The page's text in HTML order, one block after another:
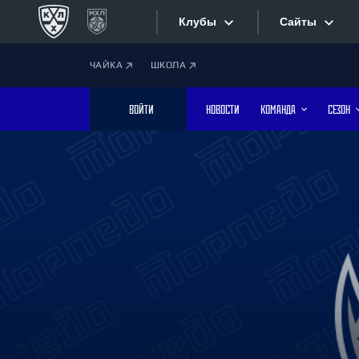
Клубы
Дивизион Боброва
Лада
Сайты
Фотобанк
ЧАЙКА ШКОЛА
ВОЙТИ НОВОСТИ КОМАНДА СЕЗОН